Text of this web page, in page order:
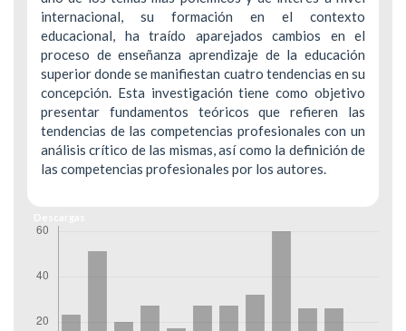
internacional, su formación en el contexto
educacional, ha traído aparejados cambios en el
proceso de enseñanza aprendizaje de la educación
superior donde se manifiestan cuatro tendencias en su
concepción. Esta investigación tiene como objetivo
presentar fundamentos teóricos que refieren las
tendencias de las competencias profesionales con un
análisis crítico de las mismas, así como la definición de
las competencias profesionales por los autores.